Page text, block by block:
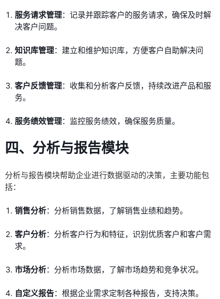
服务请求管理：记录并跟踪客户的服务请求，确保及时解
决客户问题。
知识库管理：建立和维护知识库，方便客户自助解决问
题。
客户反馈管理：收集和分析客户反馈，持续改进产品和服
务。
服务绩效管理：监控服务绩效，确保服务质量。
四、分析与报告模块
分析与报告模块帮助企业进行数据驱动的决策，主要功能包
括：
销售分析：分析销售数据，了解销售业绩和趋势。
客户分析：分析客户行为和特征，识别优质客户和客户需
求。
市场分析：分析市场数据，了解市场趋势和竞争状况。
自定义报告：根据企业需求定制各种报告，支持决策。